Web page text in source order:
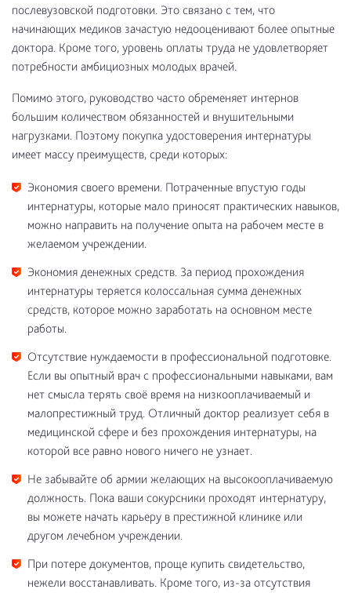
послевузовской подготовки. Это связано с тем, что
начинающих медиков зачастую недооценивают более опытные
доктора. Кроме того, уровень оплаты труда не удовлетворяет
потребности амбициозных молодых врачей.
Помимо этого, руководство часто обременяет интернов
большим количеством обязанностей и внушительными
нагрузками. Поэтому покупка удостоверения интернатуры
имеет массу преимуществ, среди которых:
Экономия своего времени. Потраченные впустую годы
интернатуры, которые мало приносят практических навыков,
можно направить на получение опыта на рабочем месте в
желаемом учреждении.
Экономия денежных средств. За период прохождения
интернатуры теряется колоссальная сумма денежных
средств, которое можно заработать на основном месте
работы.
Отсутствие нуждаемости в профессиональной подготовке.
Если вы опытный врач с профессиональными навыками, вам
нет смысла терять своё время на низкооплачиваемый и
малопрестижный труд. Отличный доктор реализует себя в
медицинской сфере и без прохождения интернатуры, на
которой все равно нового ничего не узнает.
Не забывайте об армии желающих на высокооплачиваемую
должность. Пока ваши сокурсники проходят интернатуру,
вы можете начать карьеру в престижной клинике или
другом лечебном учреждении.
При потере документов, проще купить свидетельство,
нежели восстанавливать. Кроме того, из-за отсутствия